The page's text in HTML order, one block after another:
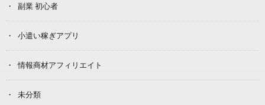
副業 初心者
小遣い稼ぎアプリ
情報商材アフィリエイト
未分類